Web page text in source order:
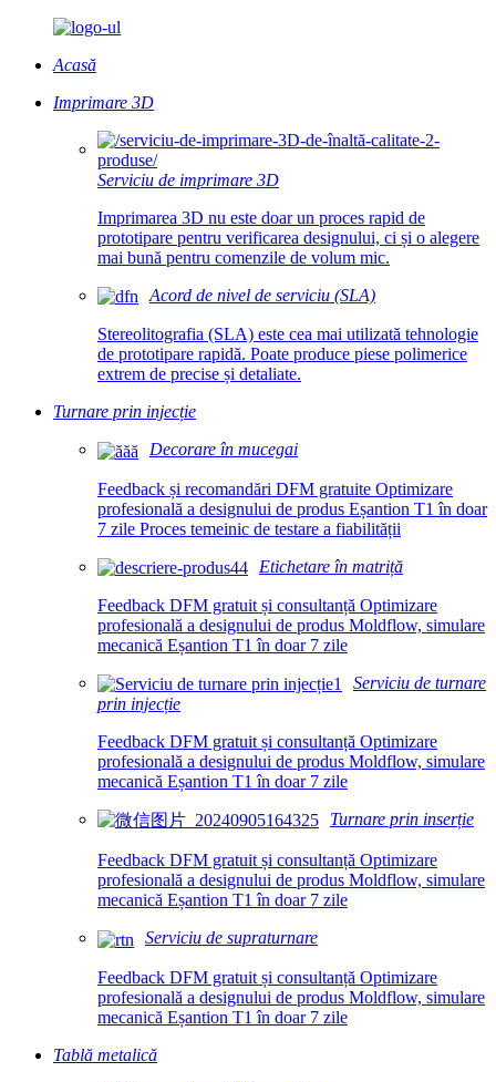
Acasă
Imprimare 3D
Serviciu de imprimare 3D
Imprimarea 3D nu este doar un proces rapid de
prototipare pentru verificarea designului, ci și o alegere
mai bună pentru comenzile de volum mic.
Acord de nivel de serviciu (SLA)
Stereolitografia (SLA) este cea mai utilizată tehnologie
de prototipare rapidă. Poate produce piese polimerice
extrem de precise și detaliate.
Turnare prin injecție
Decorare în mucegai
Feedback și recomandări DFM gratuite Optimizare
profesională a designului de produs Eșantion T1 în doar
7 zile Proces temeinic de testare a fiabilității
Etichetare în matriță
Feedback DFM gratuit și consultanță Optimizare
profesională a designului de produs Moldflow, simulare
mecanică Eșantion T1 în doar 7 zile
Serviciu de turnare
prin injecție
Feedback DFM gratuit și consultanță Optimizare
profesională a designului de produs Moldflow, simulare
mecanică Eșantion T1 în doar 7 zile
Turnare prin inserție
Feedback DFM gratuit și consultanță Optimizare
profesională a designului de produs Moldflow, simulare
mecanică Eșantion T1 în doar 7 zile
Serviciu de supraturnare
Feedback DFM gratuit și consultanță Optimizare
profesională a designului de produs Moldflow, simulare
mecanică Eșantion T1 în doar 7 zile
Tablă metalică